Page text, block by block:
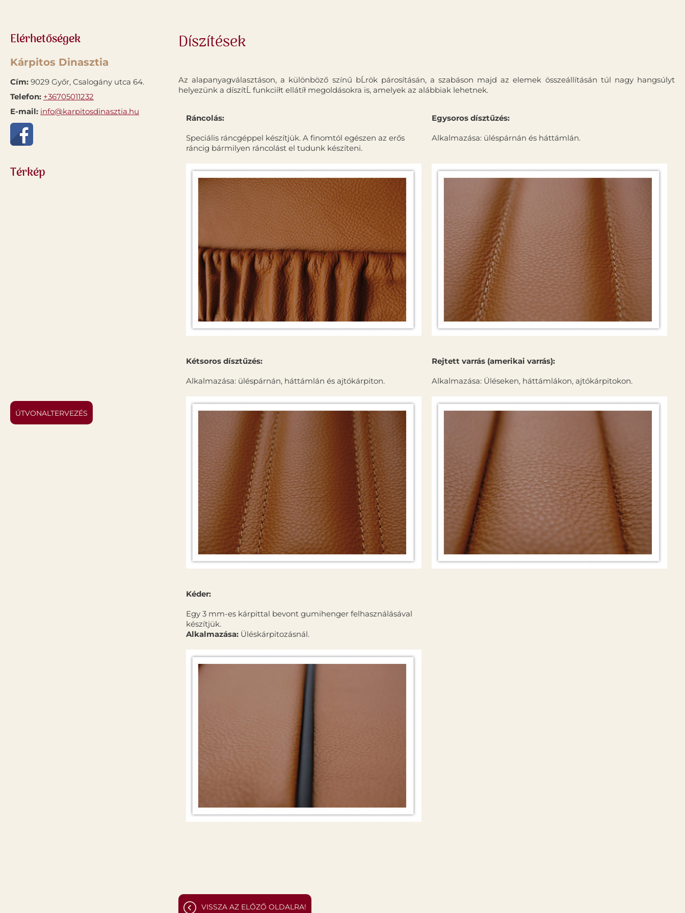
Elérhetőségek
Kárpitos Dinasztia
Cím: 9029 Győr, Csalogány utca 64.
Telefon: +36705011232
E-mail: info@karpitosdinasztia.hu
Térkép
ÚTVONALTERVEZÉS
Díszítések
Az alapanyagválasztáson, a különböző szí­nű bĹrök párosí­tásán, a szabáson majd az elemek összeállí­tásán túl nagy hangsúlyt
helyezünk a dí­szí­tĹ funkciíłt ellátíł megoldásokra is, amelyek az alábbiak lehetnek.
Ráncolás:
Speciális ráncgéppel készí­tjük. A finomtól egészen az erős
ráncig bármilyen ráncolást el tudunk készí­teni.
Egysoros dí­sztűzés:
Alkalmazása: üléspárnán és háttámlán.
Kétsoros dí­sztűzés:
Alkalmazása: üléspárnán, háttámlán és ajtókárpiton.
Rejtett varrás (amerikai varrás):
Alkalmazása: Üléseken, háttámlákon, ajtókárpitokon.
Kéder:
Egy 3 mm-es kárpittal bevont gumihenger felhasználásával
készí­tjük.
Alkalmazása: Üléskárpitozásnál.
VISSZA AZ ELŐZŐ OLDALRA!